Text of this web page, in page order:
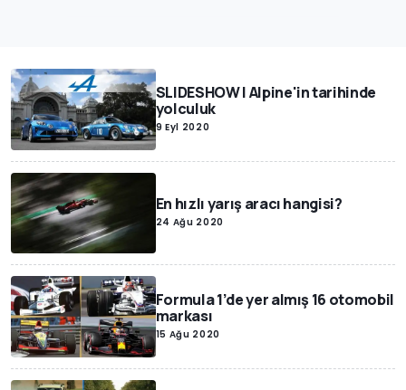
SLIDESHOW | Alpine'in tarihinde
yolculuk
9 Eyl 2020
En hızlı yarış aracı hangisi?
24 Ağu 2020
Formula 1’de yer almış 16 otomobil
markası
15 Ağu 2020